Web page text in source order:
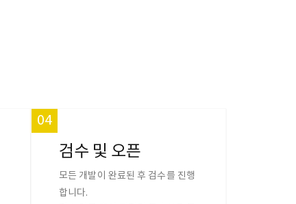
04
검수 및 오픈
모든 개발이 완료된 후 검수를 진행
합니다.